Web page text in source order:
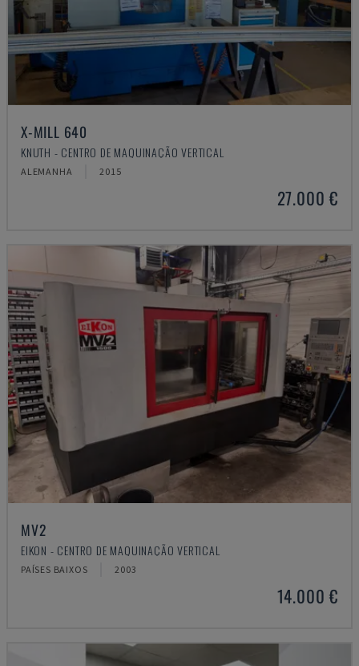
X-MILL 640
KNUTH - CENTRO DE MAQUINAÇÃO VERTICAL
ALEMANHA 2015
27.000 €
MV2
EIKON - CENTRO DE MAQUINAÇÃO VERTICAL
PAÍSES BAIXOS 2003
14.000 €